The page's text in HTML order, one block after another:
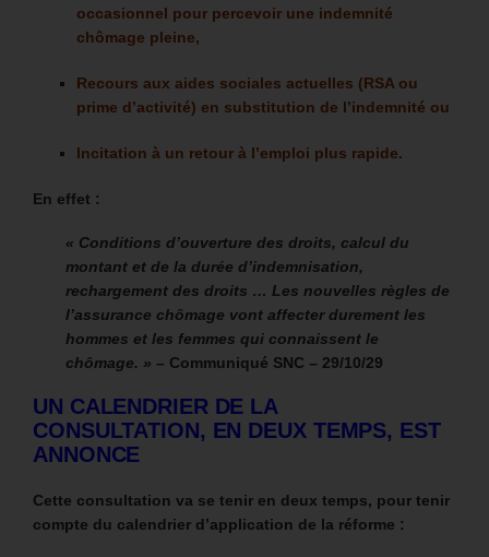
occasionnel pour percevoir une indemnité
chômage pleine,
Recours aux aides sociales actuelles (RSA ou
prime d’activité) en substitution de l’indemnité ou
Incitation à un retour à l’emploi plus rapide.
En effet :
« Conditions d’ouverture des droits, calcul du
montant et de la durée d’indemnisation,
rechargement des droits … Les nouvelles règles de
l’assurance chômage vont affecter durement les
hommes et les femmes qui connaissent le
chômage. » – Communiqué SNC – 29/10/29
UN CALENDRIER DE LA
CONSULTATION, EN DEUX TEMPS, EST
ANNONCE
Cette consultation va se tenir en deux temps, pour tenir
compte du calendrier d’application de la réforme :